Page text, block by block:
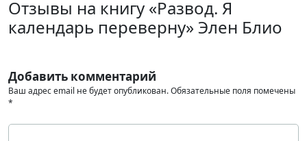
Отзывы на книгу «Развод. Я
календарь переверну» Элен Блио
Добавить комментарий
Ваш адрес email не будет опубликован.Обязательные поля помечены
*